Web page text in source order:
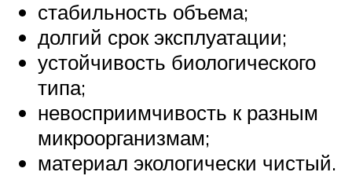
стабильность объема;
долгий срок эксплуатации;
устойчивость биологического
типа;
невосприимчивость к разным
микроорганизмам;
материал экологически чистый.